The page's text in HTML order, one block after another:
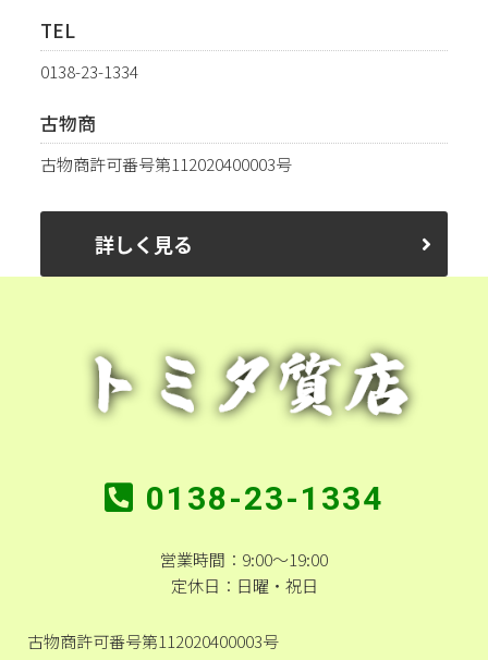
TEL
0138-23-1334
古物商
古物商許可番号第112020400003号
詳しく見る
0138-23-1334
営業時間：9:00～19:00
定休日：日曜・祝日
古物商許可番号第112020400003号